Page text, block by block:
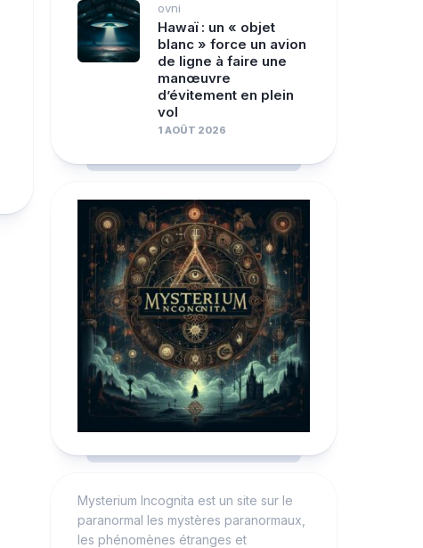
ovni
Hawaï : un « objet
blanc » force un avion
de ligne à faire une
manœuvre
d’évitement en plein
vol
1 AOÛT 2026
Mysterium Incognita est un site sur le
paranormal les mystères paranormaux,
les phénomènes étranges et